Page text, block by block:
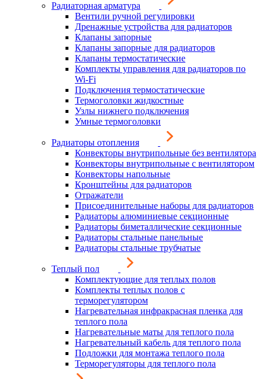
Радиаторная арматура
Вентили ручной регулировки
Дренажные устройства для радиаторов
Клапаны запорные
Клапаны запорные для радиаторов
Клапаны термостатические
Комплекты управления для радиаторов по
Wi-Fi
Подключения термостатические
Термоголовки жидкостные
Узлы нижнего подключения
Умные термоголовки
Радиаторы отопления
Конвекторы внутрипольные без вентилятора
Конвекторы внутрипольные с вентилятором
Конвекторы напольные
Кронштейны для радиаторов
Отражатели
Присоединительные наборы для радиаторов
Радиаторы алюминиевые секционные
Радиаторы биметаллические секционные
Радиаторы стальные панельные
Радиаторы стальные трубчатые
Теплый пол
Комплектующие для теплых полов
Комплекты теплых полов с
терморегулятором
Нагревательная инфракрасная пленка для
теплого пола
Нагревательные маты для теплого пола
Нагревательный кабель для теплого пола
Подложки для монтажа теплого пола
Терморегуляторы для теплого пола